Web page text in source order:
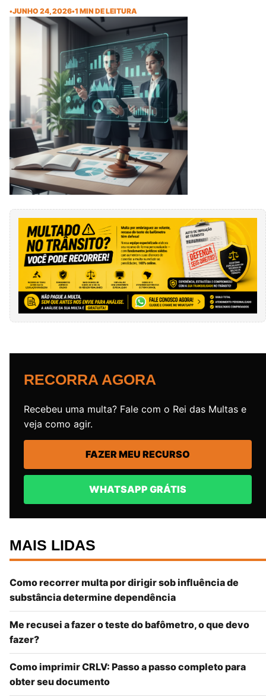
•JUNHO 24, 2026•1 MIN DE LEITURA
RECORRA AGORA
Recebeu uma multa? Fale com o Rei das Multas e
veja como agir.
FAZER MEU RECURSO
WHATSAPP GRÁTIS
MAIS LIDAS
Como recorrer multa por dirigir sob influência de
substância determine dependência
Me recusei a fazer o teste do bafômetro, o que devo
fazer?
Como imprimir CRLV: Passo a passo completo para
obter seu documento